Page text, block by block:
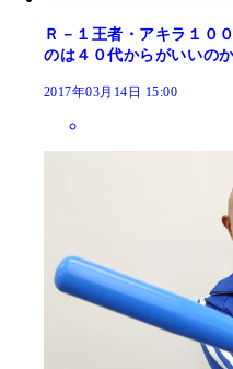
Ｒ－１王者・アキラ１０
のは４０代からがいいのか
2017年03月14日 15:00